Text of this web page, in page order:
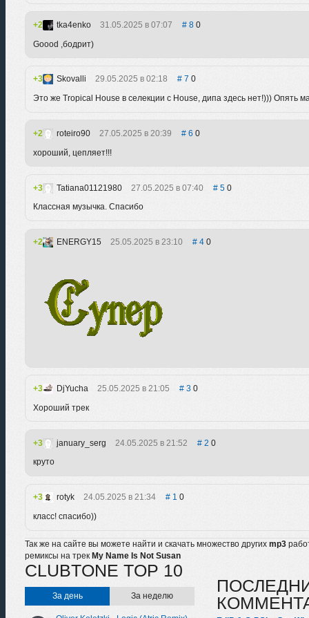
2 tka4enko 31.05.2025 в 07:07 80
Goood ,бодрит)
3 Skovalli 29.05.2025 в 02:18 7 0
Это же Tropical House в селекции с House, дипа здесь нет!))) Опять
2 roteiro90 27.05.2025 в 20:39 6 0
хороший, цепляет!!!
3 Tatiana01121980 27.05.2025 в 07:40 50
Классная музычка. Спасибо
2 ENERGY15 25.05.2025 в 23:10 40
3 DjYucha 25.05.2025 в 21:05 30
Хороший трек
3 january_serg 24.05.2025 в 21:52 2 0
круто
3 rotyk 24.05.2025 в 21:34 10
класс! спасибо))
Так же на сайте вы можете найти и скачать множество других mp3
ремиксы на трек My Name Is Not Susan
CLUBTONE TOP 10
За день За неделю